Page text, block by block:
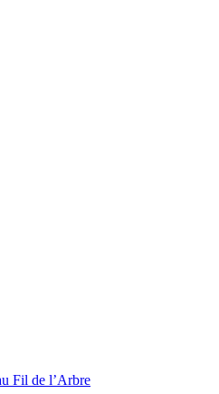
Fil de l’Arbre